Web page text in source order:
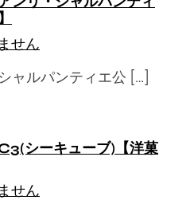
せん
ャルパンティエ公 […]
シーキューブ)【洋菓
せん